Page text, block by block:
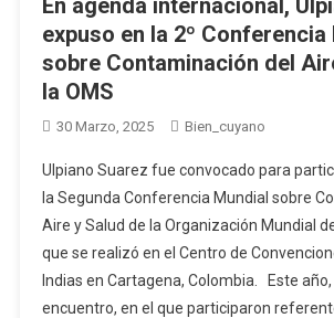
expuso en la 2º Conferencia
sobre Contaminación del
la OMS
30 Marzo, 2025 Bien_cuyano
Ulpiano Suarez fue convocado para
la Segunda Conferencia Mundial sobre
Aire y Salud de la Organización Mundial
que se realizó en el Centro de
Indias en Cartagena, Colombia. Este año,
encuentro, en el que participaron